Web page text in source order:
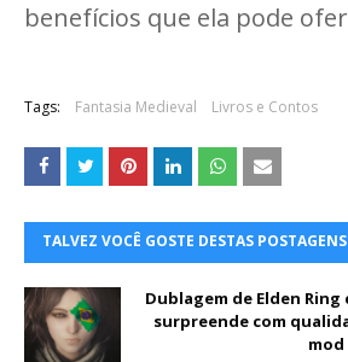
benefícios que ela pode
Tags: Fantasia Medieval Livros e Contos
TALVEZ VOCÊ GOSTE DESTAS POSTAGENS
Dublagem de Elden
surpreende com
mod